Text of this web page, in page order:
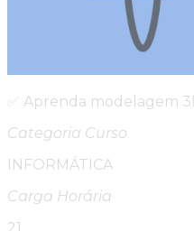
✅ Aprenda modelagem
Categoria Curso
INFORMÁTICA
Carga Horária